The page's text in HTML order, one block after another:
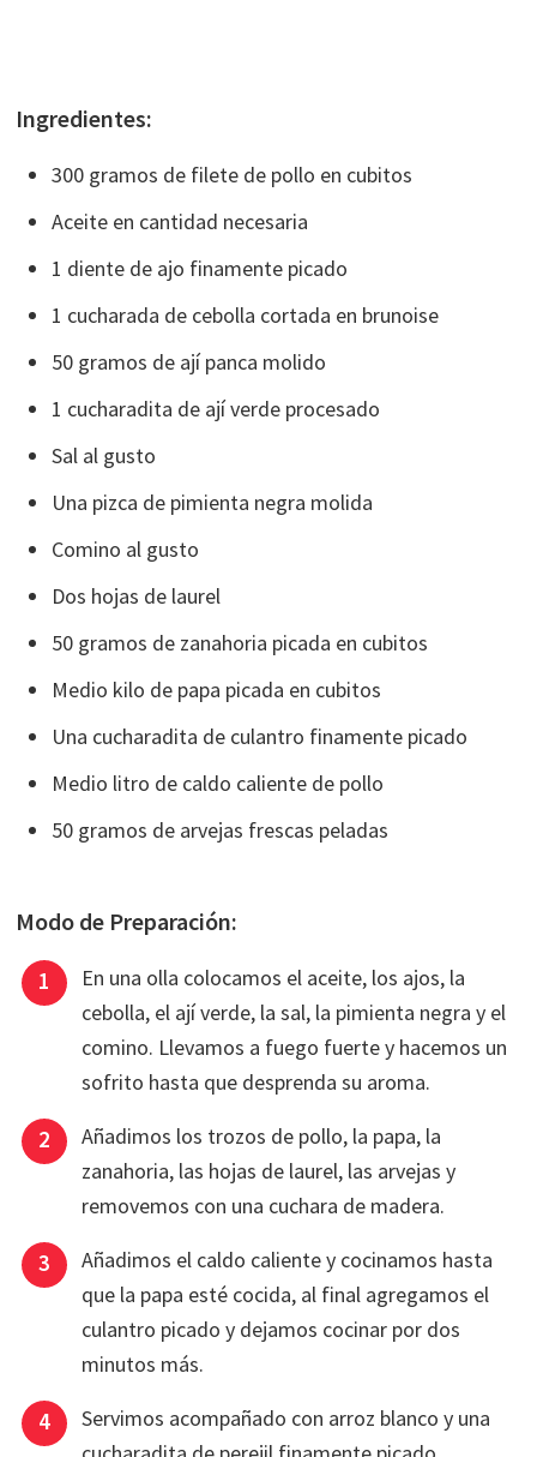
Ingredientes:
300 gramos de filete de pollo en cubitos
Aceite en cantidad necesaria
1 diente de ajo finamente picado
1 cucharada de cebolla cortada en brunoise
50 gramos de ají panca molido
1 cucharadita de ají verde procesado
Sal al gusto
Una pizca de pimienta negra molida
Comino al gusto
Dos hojas de laurel
50 gramos de zanahoria picada en cubitos
Medio kilo de papa picada en cubitos
Una cucharadita de culantro finamente picado
Medio litro de caldo caliente de pollo
50 gramos de arvejas frescas peladas
Modo de Preparación:
En una olla colocamos el aceite, los ajos, la
cebolla, el ají verde, la sal, la pimienta negra y el
comino. Llevamos a fuego fuerte y hacemos un
sofrito hasta que desprenda su aroma.
Añadimos los trozos de pollo, la papa, la
zanahoria, las hojas de laurel, las arvejas y
removemos con una cuchara de madera.
Añadimos el caldo caliente y cocinamos hasta
que la papa esté cocida, al final agregamos el
culantro picado y dejamos cocinar por dos
minutos más.
Servimos acompañado con arroz blanco y una